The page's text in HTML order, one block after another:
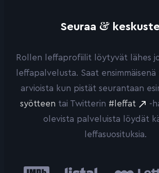
Seuraa &
Rollen leffaprofiilit löytyvät lähes
leffapalvelusta. Saat
arvioista kun pistät seurantaan
syötteen tai Twitterin #leffat
-
olevista palveluista löydät
leffasuosituksia.